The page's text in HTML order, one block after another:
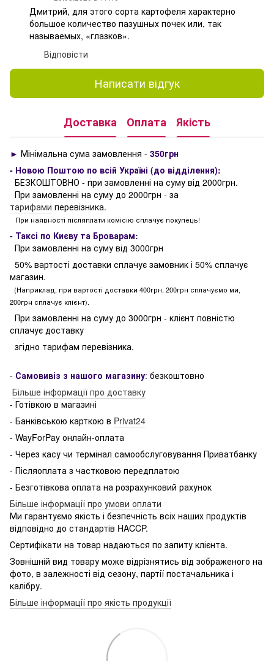
Дмитрий, для этого сорта картофеля характерно
большое количество пазушных почек или, так
называемых, «глазков».
Відповісти
Написати відгук
Доставка Оплата Якість
► Мінімальна сума замовлення - 350грн
- Новою Поштою по всій Україні (до відділення):
БЕЗКОШТОВНО - при замовленні на суму від 2000грн.
При замовленні на суму до 2000грн - за
тарифами перевізника.
При наявності післяплати комісію сплачує покупець!
- Таксі по Києву та Броварам:
При замовленні на суму від 3000грн
50% вартості доставки сплачує замовник і 50% сплачує
магазин.
(Наприклад, при вартості доставки 400грн, 200грн сплачуємо ми,
200грн сплачує клієнт).
При замовленні на суму до 3000грн - клієнт повністю
сплачує доставку
згідно тарифам перевізника.
- Самовивіз з нашого магазину: безкоштовно
Більше інформації про доставку
- Готівкою в магазині
- Банківською карткою в Privat24
- WayForPay онлайн-оплата
- Через касу чи термінал самообслуговування Приватбанку
- Післяоплата з частковою передплатою
- Безготівкова оплата на розрахунковий рахунок
Більше інформації про умови оплати
Ми гарантуємо якість і безпечність всіх наших продуктів
відповідно до стандартів HACCP.
Сертифікати на товар надаються по запиту клієнта.
Зовнішній вид товару може відрізнятись від зображеного на
фото, в залежності від сезону, партії постачальника і
калібру.
Більше інформації про якість продукції